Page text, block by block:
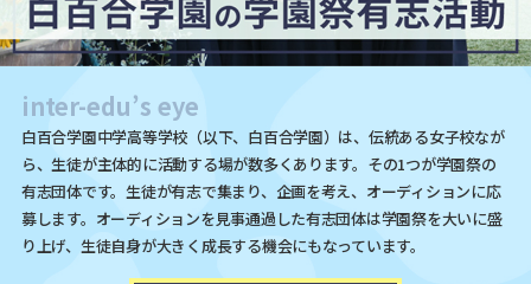
inter-edu’s eye
白百合学園中学高等学校（以下、白百合学園）は、伝統ある女子校なが
ら、生徒が主体的に活動する場が数多くあります。その1つが学園祭の
有志団体です。生徒が有志で集まり、企画を考え、オーディションに応
募します。オーディションを見事通過した有志団体は学園祭を大いに盛
り上げ、生徒自身が大きく成長する機会にもなっています。